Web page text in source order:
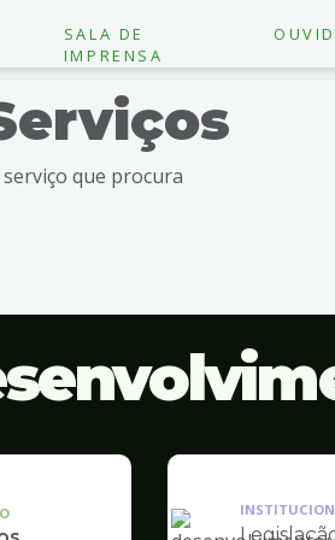
SALA DE
IMPRENSA
que procura